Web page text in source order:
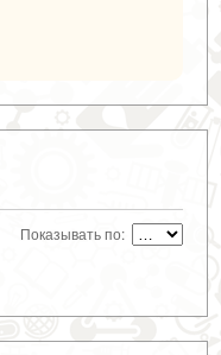
Показывать по: